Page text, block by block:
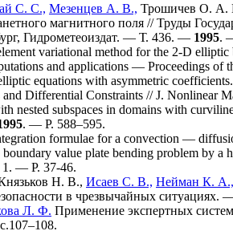
С. С., Мезенцев А. В., Трошичев О. А.
магнитного поля // Труды
Гидрометеоиздат. — Т. 436. — 1995.
variational method for the 2-D elliptic
and applications — Proceedings
equations with asymmetric
Differential Constraints // J. Nonlinear
nested subspaces in domains with
. — P. 588–595.
formulae for a convection —
value plate bending problem by a
— P. 37-46.
Н. В., Исаев С. В., Нейман К. А.,
в чрезвычайных ситуациях.
Л. Ф. Применение экспертных
07–108.